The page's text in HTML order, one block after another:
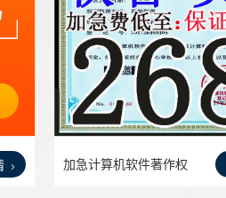
加急计算机软件著作权